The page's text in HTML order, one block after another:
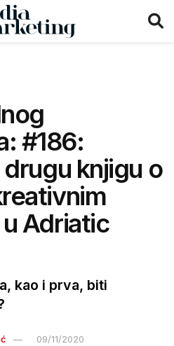
#186:
knjigu o
Adriatic
kao i prva, biti
09/11/2020